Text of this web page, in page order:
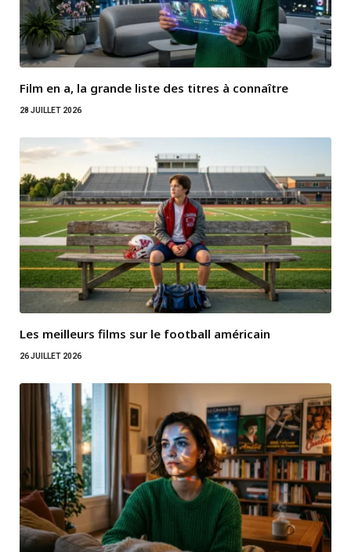
Film en a, la grande liste des titres à connaître
28 JUILLET 2026
Les meilleurs films sur le football américain
26 JUILLET 2026